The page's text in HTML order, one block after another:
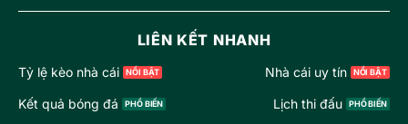
LIÊN KẾT NHANH
Tỷ lệ kèo nhà cái Nhà cái uy tín
Kết quả bóng đá Lịch thi đấu